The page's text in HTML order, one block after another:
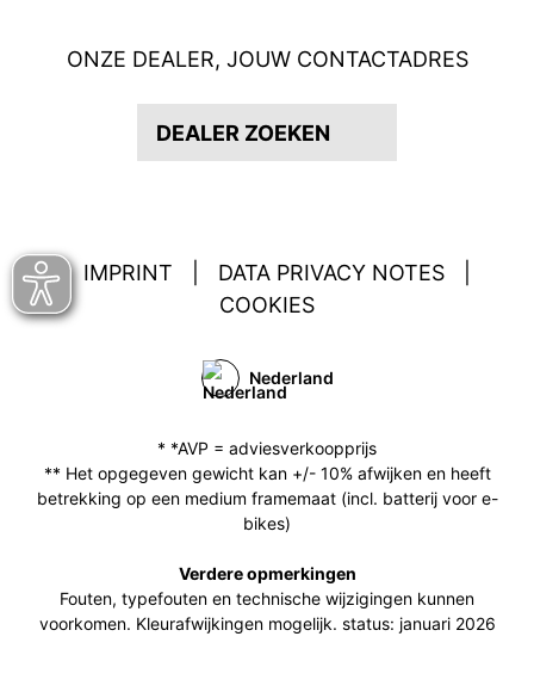
ONZE DEALER, JOUW CONTACTADRES
DEALER ZOEKEN
IMPRINT DATA PRIVACY NOTES
COOKIES
Nederland
* *AVP = adviesverkoopprijs
** Het opgegeven gewicht kan +/- 10% afwijken en heeft
betrekking op een medium framemaat (incl. batterij voor e-
bikes)
Verdere opmerkingen
Fouten, typefouten en technische wijzigingen kunnen
voorkomen. Kleurafwijkingen mogelijk. status: januari 2026